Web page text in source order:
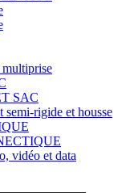
SAC
semi-rigide et housse
vidéo et data